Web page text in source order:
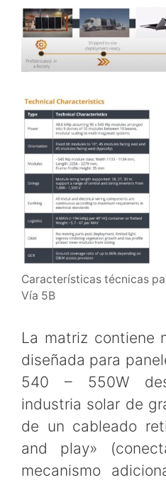
Características técnicas
Vía 5B
La matriz contiene
diseñada para
540 – 550W
industria solar de
de un cableado
and play»
mecanismo